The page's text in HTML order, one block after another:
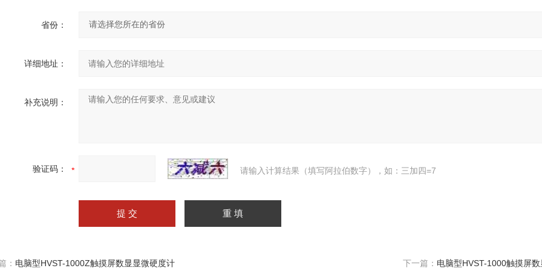
省份：
详细地址：
补充说明：
验证码： 请输入计算结果（填写阿拉伯数字），如：三加四=7
： 电脑型HVST-1000Z触摸屏数显显微硬度计 下一篇： 电脑型HVST-1000触摸屏